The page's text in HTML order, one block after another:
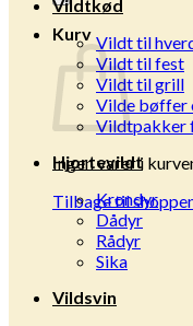
Kurv
Ingen varer i
Tilbage til
Vildtkød
Vildt til
Vildt til fest
Vildt til grill
Vilde bøffer
Vildtpakker
Hjortevildt
Krondyr
Dådyr
Rådyr
Sika
Vildsvin